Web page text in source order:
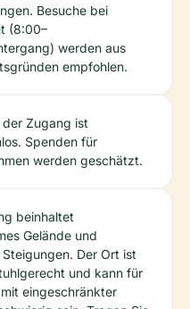
Besuche bei
(8:00–
werden aus
empfohlen.
der Zugang ist
Spenden für
werden geschätzt.
beinhaltet
Gelände und
Der Ort ist
und kann für
eingeschränkter